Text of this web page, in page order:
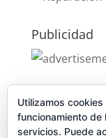
Publicidad
Publicidad
Utilizamos
funcionamiento de
servicios. Puede